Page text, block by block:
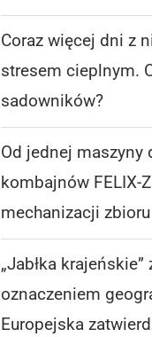
Coraz więcej dni z
stresem cieplnym.
sadowników?
Od jednej maszyny
kombajnów FELIX-
mechanizacji
„Jabłka
oznaczeniem
Europejska